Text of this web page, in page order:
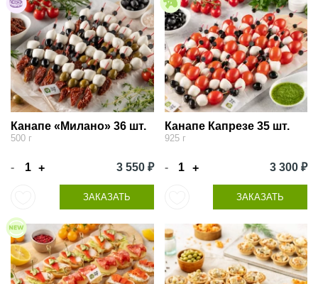
Канапе «Милано» 36 шт.
500 г
- + 3 550 ₽
ЗАКАЗАТЬ
Канапе Капрезе 35 шт.
925 г
- + 3 300 ₽
ЗАКАЗАТЬ